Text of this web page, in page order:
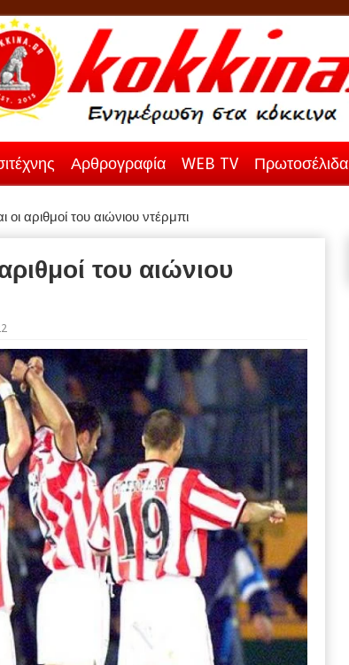
Αρθρογραφία WEB TV Πρωτοσέλιδα
οι αριθμοί του αιώνιου ντέρμπι
του αιώνιου